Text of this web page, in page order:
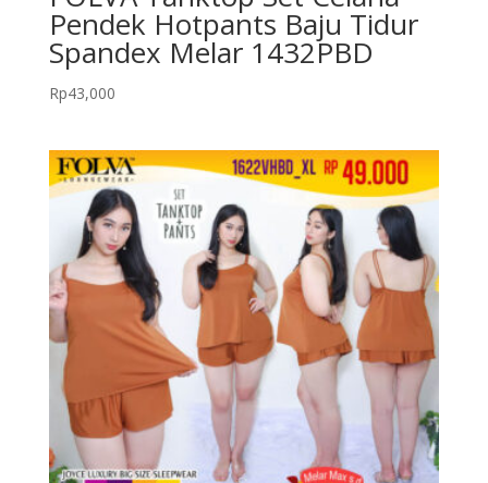
Pendek Hotpants Baju Tidur
Spandex Melar 1432PBD
Rp43,000